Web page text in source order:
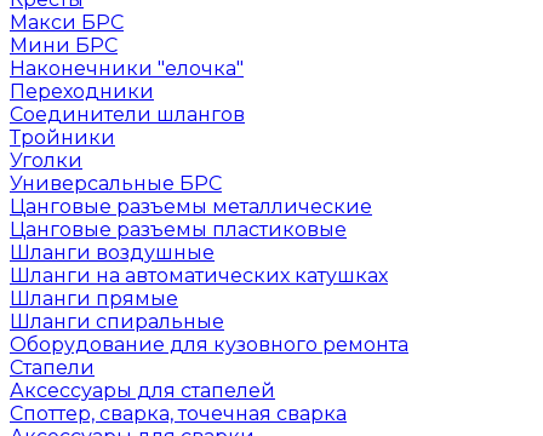
Макси БРС
Мини БРС
Наконечники "елочка"
Переходники
Соединители шлангов
Тройники
Уголки
Универсальные БРС
Цанговые разъемы металлические
Цанговые разъемы пластиковые
Шланги воздушные
Шланги на автоматических катушках
Шланги прямые
Шланги спиральные
Оборудование для кузовного ремонта
Стапели
Аксессуары для стапелей
Споттер, сварка, точечная сварка